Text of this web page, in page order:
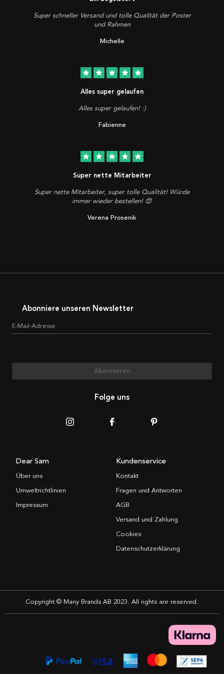
Super schneller Versand und tolle Qualität der Poster
und Rahmen
Michelle
star star star star star
Alles super gelaufen
Alles super gelaufen! :)
Fabienne
star star star star star
Super nette Mitarbeiter
Super nette Mitarbeiter, super tolle Qualität! Würde
immer wieder bestellen! 😍
Verena Prosenik
Abonniere unseren Newsletter
E-Mail-Adresse
Abonnieren
Folge uns
Dear Sam
Über uns
Umweltrichtlinien
Impressum
Kundenservice
Kontakt
Fragen und Antworten
AGB
Versand und Zahlung
Cookies
Datenschutzerklärung
Copyright © Many Brands AB 2023. All rights are reserved.